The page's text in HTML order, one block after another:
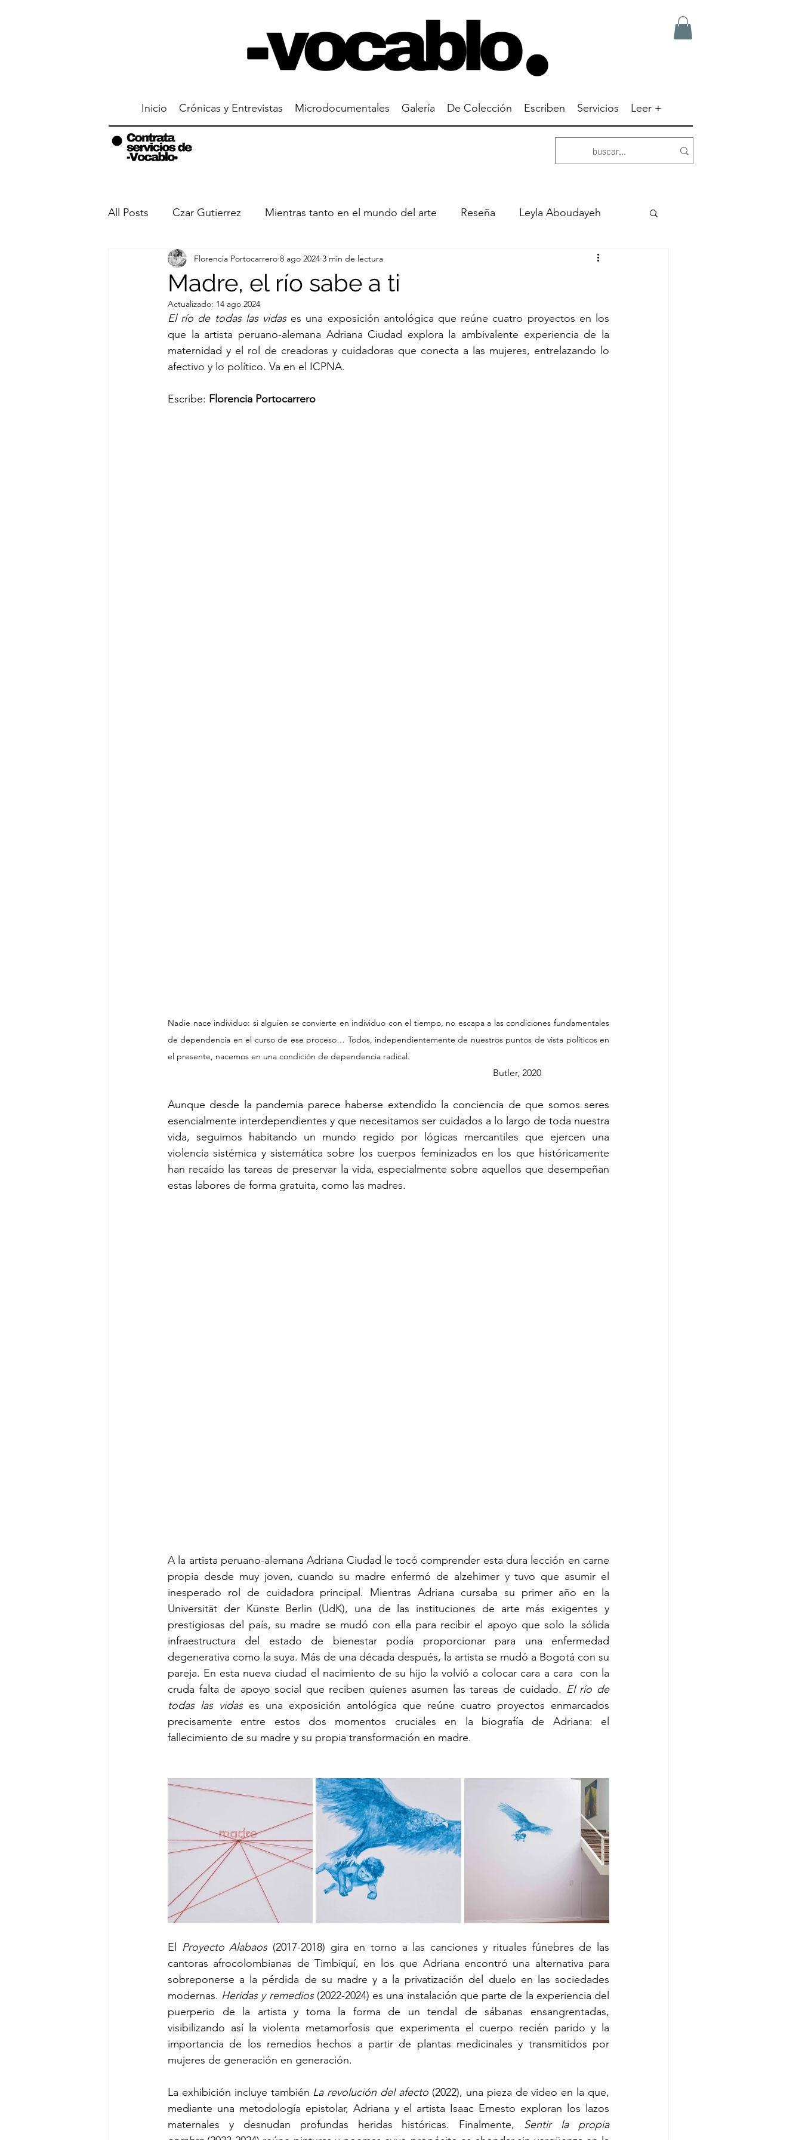
Inicio Crónicas y Entrevistas Microdocumentales Galería De Colección Escriben Servicios Leer +
All Posts Czar Gutierrez Mientras tanto en el mundo del arte Reseña Leyla Aboudayeh
Entrevistas Me metí en un cuadro Gustavo Buntinx
Cesar Augusto Ramirez
María Emilia Miró Quesada Ramón Mujica Giuliana Vidarte Jorge Villacorta
Augusto del Valle Cárdenas Florencia Portocarrero
Madre, el río sabe a ti
Florencia Portocarrero 8 ago 2024 3 min de lectura
Actualizado: 14 ago 2024
El río de todas las vidas es una exposición antológica que reúne cuatro proyectos en los
que la artista peruano-alemana Adriana Ciudad explora la ambivalente experiencia de la
maternidad y el rol de creadoras y cuidadoras que conecta a las mujeres, entrelazando lo
afectivo y lo político. Va en el ICPNA.
Escribe: Florencia Portocarrero
Nadie nace individuo: si alguien se convierte en individuo con el tiempo, no escapa a las condiciones fundamentales
de dependencia en el curso de ese proceso… Todos, independientemente de nuestros puntos de vista políticos en
el presente, nacemos en una condición de dependencia radical.
Butler, 2020
Aunque desde la pandemia parece haberse extendido la conciencia de que somos seres
esencialmente interdependientes y que necesitamos ser cuidados a lo largo de toda nuestra
vida, seguimos habitando un mundo regido por lógicas mercantiles que ejercen una
violencia sistémica y sistemática sobre los cuerpos feminizados en los que históricamente
han recaído las tareas de preservar la vida, especialmente sobre aquellos que desempeñan
estas labores de forma gratuita, como las madres.
A la artista peruano-alemana Adriana Ciudad le tocó comprender esta dura lección en carne
propia desde muy joven, cuando su madre enfermó de alzehimer y tuvo que asumir el
inesperado rol de cuidadora principal. Mientras Adriana cursaba su primer año en la
Universität der Künste Berlin (UdK), una de las instituciones de arte más exigentes y
prestigiosas del país, su madre se mudó con ella para recibir el apoyo que solo la sólida
infraestructura del estado de bienestar podía proporcionar para una enfermedad
degenerativa como la suya. Más de una década después, la artista se mudó a Bogotá con su
pareja. En esta nueva ciudad el nacimiento de su hijo la volvió a colocar cara a cara  con la
cruda falta de apoyo social que reciben quienes asumen las tareas de cuidado. El río de
todas las vidas es una exposición antológica que reúne cuatro proyectos enmarcados
precisamente entre estos dos momentos cruciales en la biografía de Adriana: el
fallecimiento de su madre y su propia transformación en madre.
El Proyecto Alabaos (2017-2018) gira en torno a las canciones y rituales fúnebres de las
cantoras afrocolombianas de Timbiquí, en los que Adriana encontró una alternativa para
sobreponerse a la pérdida de su madre y a la privatización del duelo en las sociedades
modernas. Heridas y remedios (2022-2024) es una instalación que parte de la experiencia del
puerperio de la artista y toma la forma de un tendal de sábanas ensangrentadas,
visibilizando así la violenta metamorfosis que experimenta el cuerpo recién parido y la
importancia de los remedios hechos a partir de plantas medicinales y transmitidos por
mujeres de generación en generación.
La exhibición incluye también La revolución del afecto (2022), una pieza de video en la que,
mediante una metodología epistolar, Adriana y el artista Isaac Ernesto exploran los lazos
maternales y desnudan profundas heridas históricas. Finalmente, Sentir la propia